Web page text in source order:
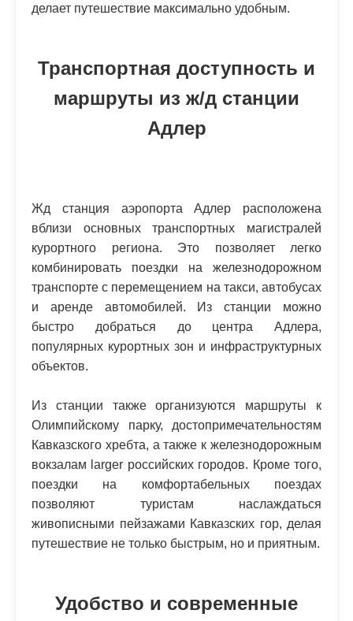
делает путешествие максимально удобным.
Транспортная доступность и
маршруты из ж/д станции
Адлер
Жд станция аэропорта Адлер расположена
вблизи основных транспортных магистралей
курортного региона. Это позволяет легко
комбинировать поездки на железнодорожном
транспорте с перемещением на такси, автобусах
и аренде автомобилей. Из станции можно
быстро добраться до центра Адлера,
популярных курортных зон и инфраструктурных
объектов.
Из станции также организуются маршруты к
Олимпийскому парку, достопримечательностям
Кавказского хребта, а также к железнодорожным
вокзалам larger российских городов. Кроме того,
поездки на комфортабельных поездах
позволяют туристам наслаждаться
живописными пейзажами Кавказских гор, делая
путешествие не только быстрым, но и приятным.
Удобство и современные